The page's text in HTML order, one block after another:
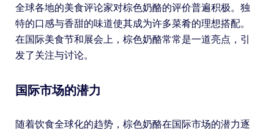
全球各地的美食评论家对棕色奶酪的评价普遍积极。独
特的口感与香甜的味道使其成为许多菜肴的理想搭配。
在国际美食节和展会上，棕色奶酪常常是一道亮点，引
发了关注与讨论。
国际市场的潜力
随着饮食全球化的趋势，棕色奶酪在国际市场的潜力逐